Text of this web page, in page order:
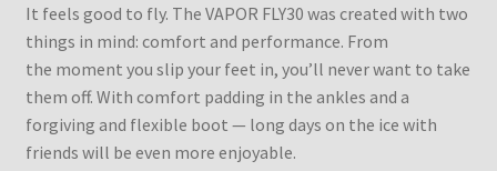
Winkelwagen
It feels good to fly. The VAPOR FLY30 was created with two
things in mind: comfort and performance. From
the moment you slip your feet in, you’ll never want to take
them off. With comfort padding in the ankles and a
forgiving and flexible boot — long days on the ice with
friends will be even more enjoyable.